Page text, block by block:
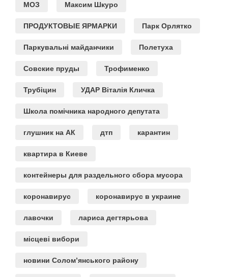
МОЗ Максим Шкуро
ПРОДУКТОВЫЕ ЯРМАРКИ Парк Орлятко
Паркувальні майданчики Полетуха
Совские пруды Трофименко
Трубіцин УДАР Віталія Кличка
Школа помічника народного депутата
глушник на АК дтп карантин
квартира в Киеве
контейнеры для раздельного сбора мусора
коронавирус коронавирус в украине
лавочки лариса дегтярьова
місцеві вибори
новини Солом’янського району